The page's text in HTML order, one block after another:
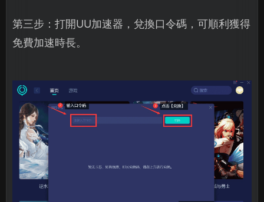
第三步：打開UU加速器，兌換口令碼，可順利獲得
免費加速時長。